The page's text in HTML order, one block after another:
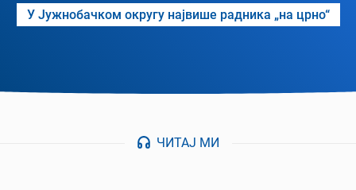
У Јужнобачком округу највише радника „на црно“
ЧИТАЈ МИ